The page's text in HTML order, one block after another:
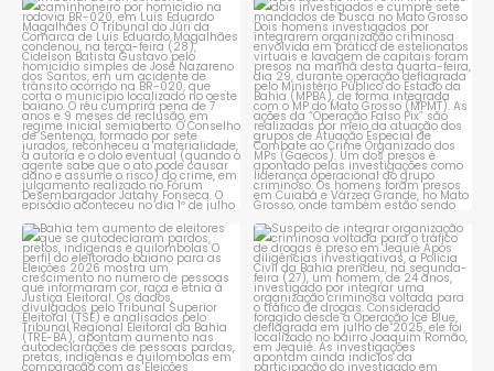
Tribunal do Júri condena
caminhoneiro por...
1 0
Operação do MPBA e MPMT
prende dois investigados e...
1 0
Bahia tem aumento de eleitores
que se autodeclaram...
1 0
Suspeito de integrar
organização criminosa
voltada...
1 0